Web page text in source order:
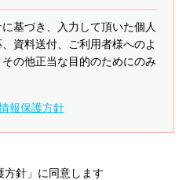
基づき、入力して頂いた個人
資料送付、ご利用者様へのよ
の他正当な目的のためにのみ
報保護方針
方針」に同意します